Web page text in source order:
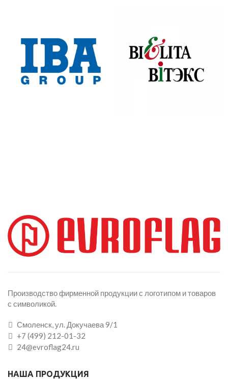
Производство фирменной продукции с логотипом и товаров
с символикой.
Смоленск, ул. Докучаева 9/1
+7 (499) 212-01-32
24@evroflag24.ru
НАША ПРОДУКЦИЯ